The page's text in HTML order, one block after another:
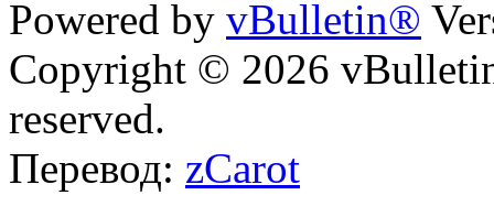
Powered by vBulletin®
Copyright © 2026
reserved.
Перевод: zCarot